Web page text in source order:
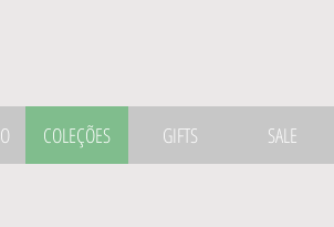
COLEÇÕES GIFTS SALE